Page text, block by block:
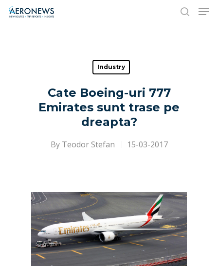
Hit enter to search or ESC to close
Industry
Cate Boeing-uri 777
Emirates sunt trase pe
dreapta?
By Teodor Stefan 15-03-2017